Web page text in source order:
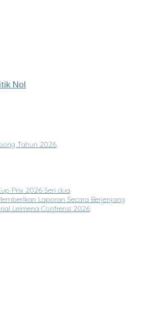
Nol
Tahun 2026
Prix 2026 Seri dua
Laporan Secara Berjenjang
Leimena Confrensi 2026